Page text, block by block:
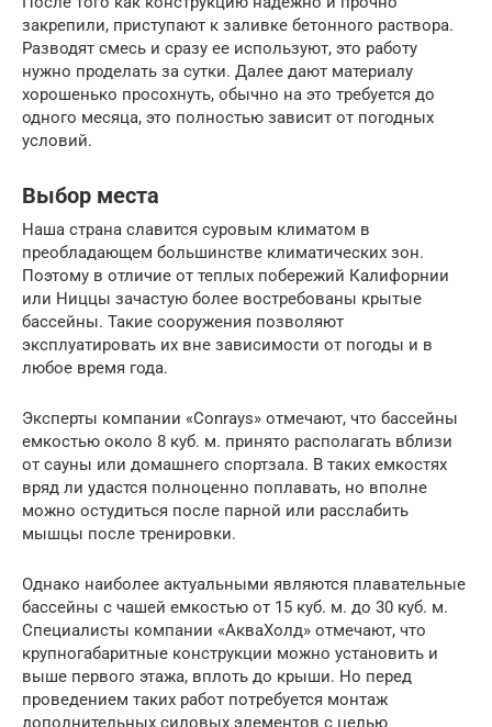
закрепили, приступают к заливке бетонного раствора.
Разводят смесь и сразу ее используют, это работу
нужно проделать за сутки. Далее дают материалу
хорошенько просохнуть, обычно на это требуется до
одного месяца, это полностью зависит от погодных
условий.
Выбор места
Наша страна славится суровым климатом в
преобладающем большинстве климатических зон.
Поэтому в отличие от теплых побережий Калифорнии
или Ниццы зачастую более востребованы крытые
бассейны. Такие сооружения позволяют
эксплуатировать их вне зависимости от погоды и в
любое время года.
Эксперты компании «Conrays» отмечают, что бассейны
емкостью около 8 куб. м. принято располагать вблизи
от сауны или домашнего спортзала. В таких емкостях
вряд ли удастся полноценно поплавать, но вполне
можно остудиться после парной или расслабить
мышцы после тренировки.
Однако наиболее актуальными являются плавательные
бассейны с чашей емкостью от 15 куб. м. до 30 куб. м.
Специалисты компании «АкваХолд» отмечают, что
крупногабаритные конструкции можно установить и
выше первого этажа, вплоть до крыши. Но перед
проведением таких работ потребуется монтаж
дополнительных силовых элементов с целью